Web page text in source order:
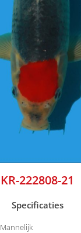
KR-222808-21
Specificaties
Mannelijk